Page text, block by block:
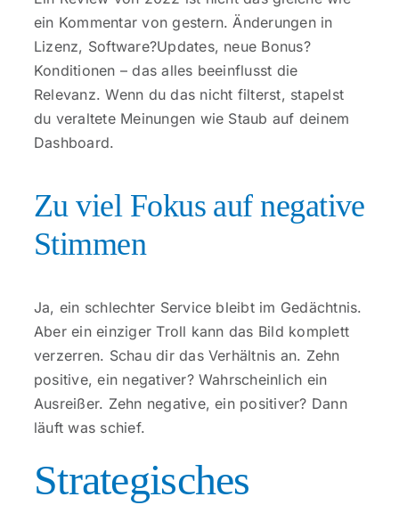
ein Kommentar von gestern. Änderungen in
Lizenz, Software?Updates, neue Bonus?
Konditionen – das alles beeinflusst die
Relevanz. Wenn du das nicht filterst, stapelst
du veraltete Meinungen wie Staub auf deinem
Dashboard.
Zu viel Fokus auf negative
Stimmen
Ja, ein schlechter Service bleibt im Gedächtnis.
Aber ein einziger Troll kann das Bild komplett
verzerren. Schau dir das Verhältnis an. Zehn
positive, ein negativer? Wahrscheinlich ein
Ausreißer. Zehn negative, ein positiver? Dann
läuft was schief.
Strategisches